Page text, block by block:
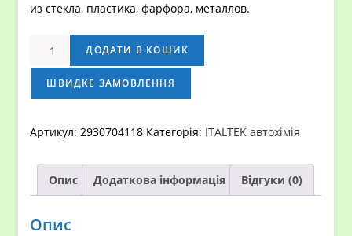
из стекла, пластика, фарфора, металлов.
Ополаскиватель
посудомоечных
машин
Brilla
5.2
кількість
ДОДАТИ В КОШИК
ШВИДКЕ ЗАМОВЛЕННЯ
Артикул:2930704118 Категорія: ITALTEK автохімія
Опис Додаткова інформація Відгуки (0)
Опис